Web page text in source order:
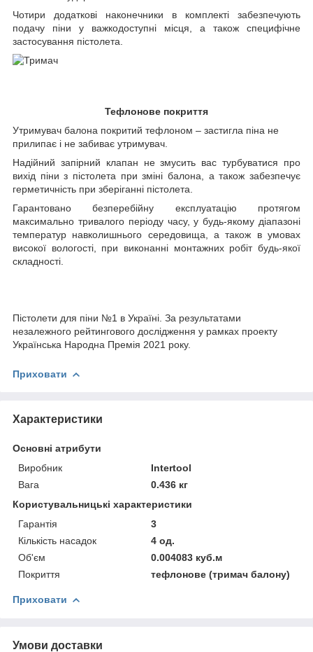
Чотири додаткові наконечники в комплекті забезпечують
подачу піни у важкодоступні місця, а також специфічне
застосування пістолета.
Тефлонове покриття
Утримувач балона покритий тефлоном – застигла піна не
прилипає і не забиває утримувач.
Надійний запірний клапан не змусить вас турбуватися про
вихід піни з пістолета при зміні балона, а також забезпечує
герметичність при зберіганні пістолета.
Гарантовано безперебійну експлуатацію протягом
максимально тривалого періоду часу, у будь-якому діапазоні
температур навколишнього середовища, а також в умовах
високої вологості, при виконанні монтажних робіт будь-якої
складності.
Пістолети для піни №1 в Україні. За результатами
незалежного рейтингового дослідження у рамках проекту
Українська Народна Премія 2021 року.
Приховати
Характеристики
Основні атрибути
Виробник
Intertool
Вага
0.436 кг
Користувальницькі характеристики
Гарантія
3
Кількість насадок
4 од.
Об'єм
0.004083 куб.м
Покриття
тефлонове (тримач балону)
Приховати
Умови доставки